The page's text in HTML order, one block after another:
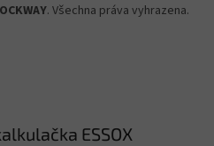
. Všechna práva vyhrazena.
ESSOX